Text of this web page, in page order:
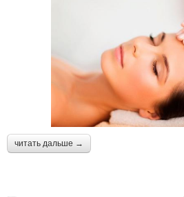
читать дальше →